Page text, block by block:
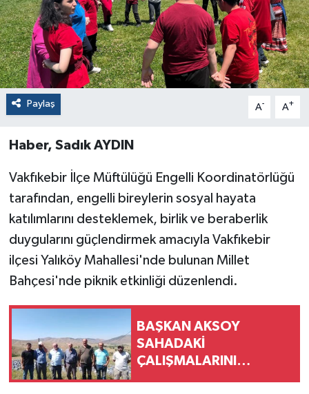
Paylaş A- A+
Haber, Sadık AYDIN
Vakfıkebir İlçe Müftülüğü Engelli Koordinatörlüğü
tarafından, engelli bireylerin sosyal hayata
katılımlarını desteklemek, birlik ve beraberlik
duygularını güçlendirmek amacıyla Vakfıkebir
ilçesi Yalıköy Mahallesi'nde bulunan Millet
Bahçesi'nde piknik etkinliği düzenlendi.
BAŞKAN AKSOY
SAHADAKİ
ÇALIŞMALARINI